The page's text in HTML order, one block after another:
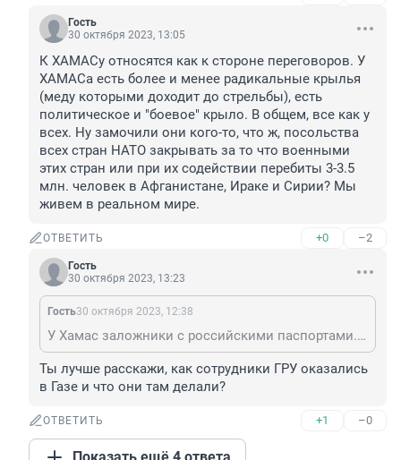
Гость
30 октября 2023, 13:05
К ХАМАСу относятся как к стороне переговоров. У
ХАМАСа есть более и менее радикальные крылья
(меду которыми доходит до стрельбы), есть
политическое и "боевое" крыло. В общем, все как у
всех. Ну замочили они кого-то, что ж, посольства
всех стран НАТО закрывать за то что военными
этих стран или при их содействии перебиты 3-3.5
млн. человек в Афганистане, Ираке и Сирии? Мы
живем в реальном мире.
ОТВЕТИТЬ +0 –2
Гость
30 октября 2023, 13:23
Гость30 октября 2023, 12:38
У Хамас заложники с российскими паспортами. В Газе есть граждане России среди мирного населения. Хотя бы по этому вопросу с ними надо вести диалог и договариваться. С Израилем - бессмысленно, они для себя похоже приняли решение всех угробить. Часть заложников уже погибла под израильскими бомбами.
Ты лучше расскажи, как сотрудники ГРУ оказались
в Газе и что они там делали?
ОТВЕТИТЬ +1 –0